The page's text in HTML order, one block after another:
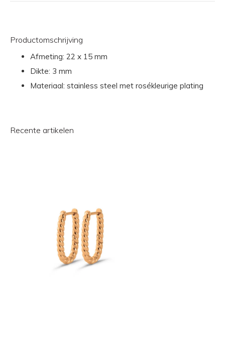
Productomschrijving
Afmeting: 22 x 15 mm
Dikte: 3 mm
Materiaal: stainless steel met rosékleurige plating
Recente artikelen